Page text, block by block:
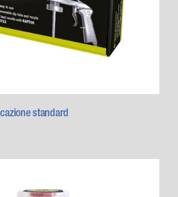
standard